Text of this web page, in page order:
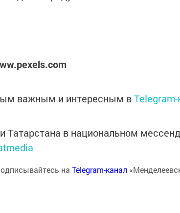
важным и интересным в
Татарстана в национальном
на Telegram-канал